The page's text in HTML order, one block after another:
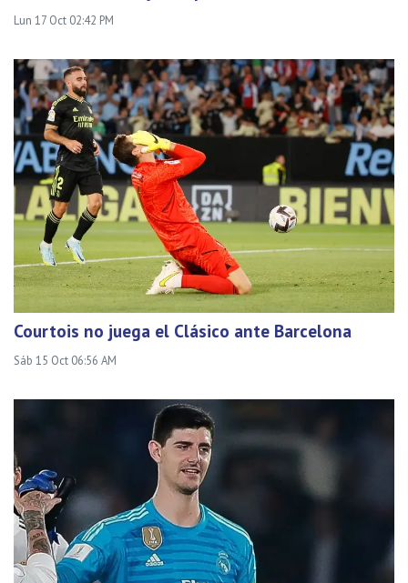
Lun 17 Oct 02:42 PM
Courtois no juega el Clásico ante Barcelona
Sáb 15 Oct 06:56 AM